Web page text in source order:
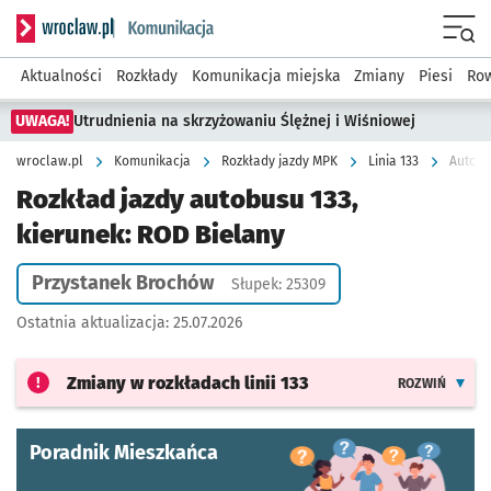
Serwis informacyjny wroclaw.pl podserwis: Komunikacja
Aktualności Rozkłady Komunikacja miejska Zmiany Piesi
UWAGA! Utrudnienia na skrzyżowaniu Ślężnej i Wiśniowej
wroclaw.pl Komunikacja Rozkłady jazdy MPK Linia 133
Rozkład jazdy autobusu 133,
kierunek: ROD Bielany
Przystanek Brochów Słupek: 25309
Ostatnia aktualizacja: 25.07.2026
Zmiany w rozkładach linii 133 ROZWIŃ
Poradnik Mieszkańca